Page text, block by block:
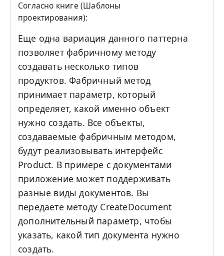
Согласно книге (Шаблоны
проектирования):
Еще одна вариация данного паттерна
позволяет фабричному методу
создавать несколько типов
продуктов. Фабричный метод
принимает параметр, который
определяет, какой именно объект
нужно создать. Все объекты,
создаваемые фабричным методом,
будут реализовывать интерфейс
Product. В примере с документами
приложение может поддерживать
разные виды документов. Вы
передаете методу CreateDocument
дополнительный параметр, чтобы
указать, какой тип документа нужно
создать.